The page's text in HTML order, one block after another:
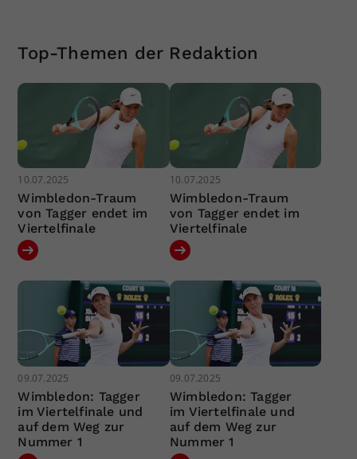
Top-Themen der Redaktion
10.07.2025
Wimbledon-Traum
von Tagger endet im
Viertelfinale
10.07.2025
Wimbledon-Traum
von Tagger endet im
Viertelfinale
09.07.2025
Wimbledon: Tagger
im Viertelfinale und
auf dem Weg zur
Nummer 1
09.07.2025
Wimbledon: Tagger
im Viertelfinale und
auf dem Weg zur
Nummer 1